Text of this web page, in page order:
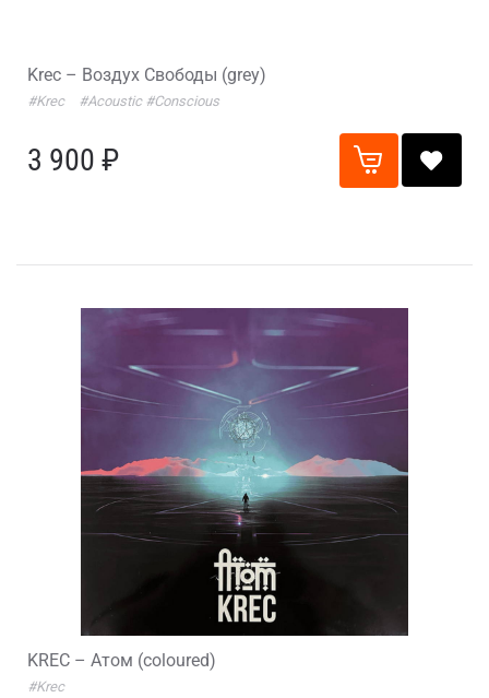
Krec – Воздух Свободы (grey)
#Krec #Acoustic #Conscious
3 900 ₽
KREC – Атом (coloured)
#Krec